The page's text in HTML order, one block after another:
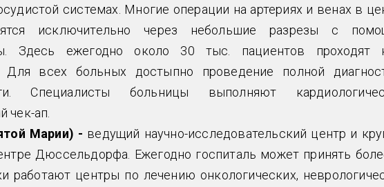
системах. Многие операции на артериях и венах в
исключительно через небольшие разрезы с
Здесь ежегодно около 30 тыс. пациентов проходят
Для всех больных достыпно проведение полной
Специалисты больницы выполняют
чек-ап.
Марии) - ведущий научно-исследовательский центр и
Дюссельдорфа. Ежегодно госпиталь может принять
работают центры по лечению онкологических,